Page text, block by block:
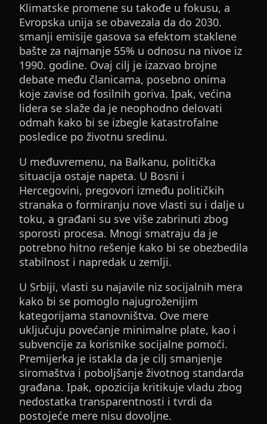
Klimatske promene su takođe u fokusu, a
Evropska unija se obavezala da do 2030.
smanji emisije gasova sa efektom staklene
bašte za najmanje 55% u odnosu na nivoe iz
1990. godine. Ovaj cilj je izazvao brojne
debate među članicama, posebno onima
koje zavise od fosilnih goriva. Ipak, većina
lidera se slaže da je neophodno delovati
odmah kako bi se izbegle katastrofalne
posledice po životnu sredinu.
U međuvremenu, na Balkanu, politička
situacija ostaje napeta. U Bosni i
Hercegovini, pregovori između političkih
stranaka o formiranju nove vlasti su i dalje u
toku, a građani su sve više zabrinuti zbog
sporosti procesa. Mnogi smatraju da je
potrebno hitno rešenje kako bi se obezbedila
stabilnost i napredak u zemlji.
U Srbiji, vlasti su najavile niz socijalnih mera
kako bi se pomoglo najugroženijim
kategorijama stanovništva. Ove mere
uključuju povećanje minimalne plate, kao i
subvencije za korisnike socijalne pomoći.
Premijerka je istakla da je cilj smanjenje
siromaštva i poboljšanje životnog standarda
građana. Ipak, opozicija kritikuje vladu zbog
nedostatka transparentnosti i tvrdi da
postojeće mere nisu dovoljne.